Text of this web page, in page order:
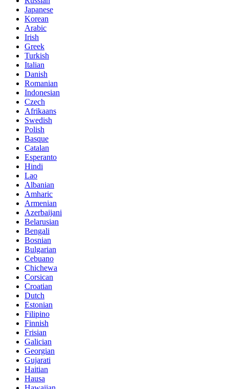
Japanese
Korean
Arabic
Irish
Greek
Turkish
Italian
Danish
Romanian
Indonesian
Czech
Afrikaans
Swedish
Polish
Basque
Catalan
Esperanto
Hindi
Lao
Albanian
Amharic
Armenian
Azerbaijani
Belarusian
Bengali
Bosnian
Bulgarian
Cebuano
Chichewa
Corsican
Croatian
Dutch
Estonian
Filipino
Finnish
Frisian
Galician
Georgian
Gujarati
Haitian
Hausa